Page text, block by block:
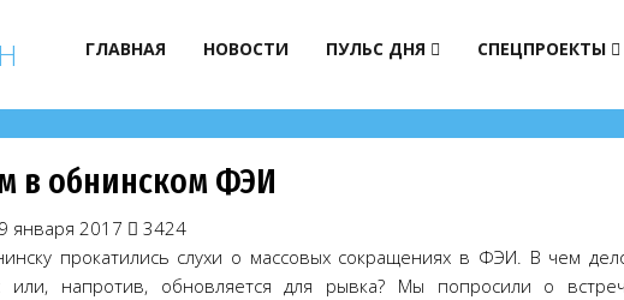
ГЛАВНАЯ НОВОСТИ ПУЛЬС ДНЯ СПЕЦПРОЕКТЫ
в обнинском ФЭИ
января 2017
3424
прокатились слухи о массовых сокращениях в ФЭИ. В чем
или, напротив, обновляется для рывка? Мы попросили о